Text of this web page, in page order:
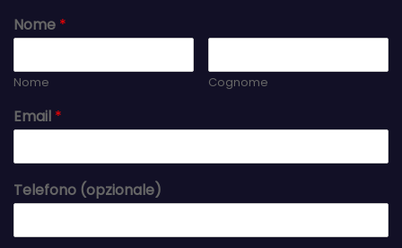
Nome *
Nome Cognome
Email *
Telefono (opzionale)